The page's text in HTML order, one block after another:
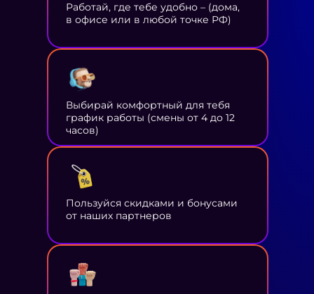
Работай, где тебе удобно – (дома,
в офисе или в любой точке РФ)
Выбирай комфортный для тебя
график работы (смены от 4 до 12
часов)
Пользуйся скидками и бонусами
от наших партнеров